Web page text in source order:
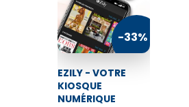
TV / Vie Pratique
Presse Professionnelle
Je l'éloigne des écrans
-33%
EZILY - VOTRE
KIOSQUE
NUMÉRIQUE